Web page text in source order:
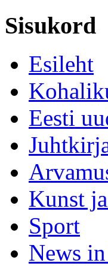
Sisukord
Esileht
Eesti
Kunst
Sport
News